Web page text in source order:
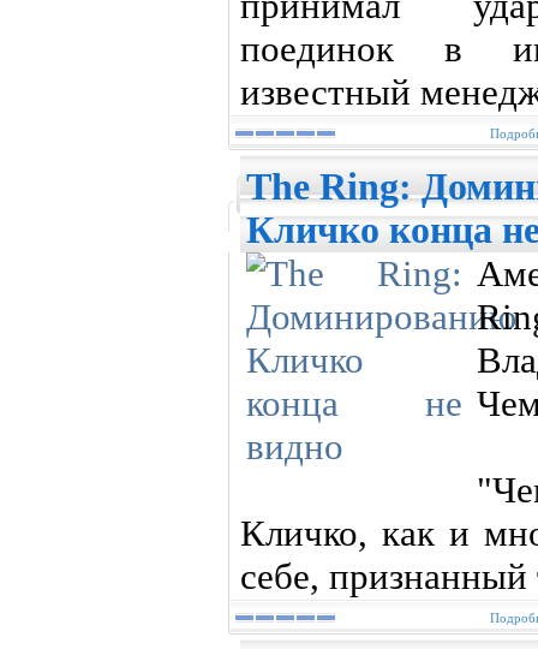
поединок в
известный
The Ring:
Кличко конца
Кличко, как и
себе, признанный